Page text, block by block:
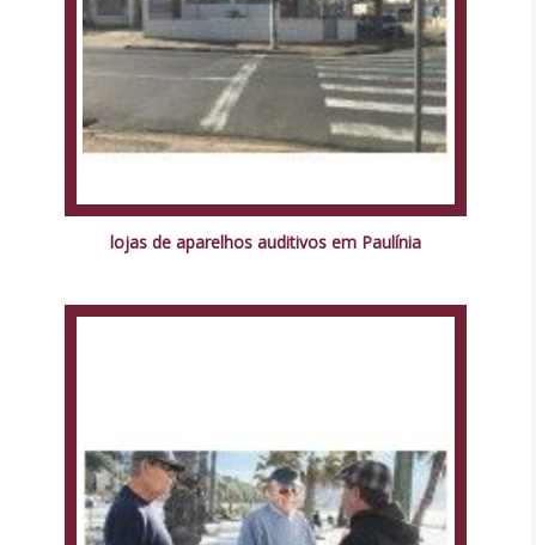
lojas de aparelhos auditivos em Paulínia